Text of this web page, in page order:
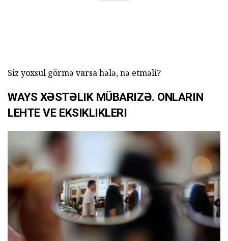
Siz yoxsul görmə varsa hələ, nə etməli?
WAYS XƏSTƏLIK MÜBARIZƏ. ONLARIN
LEHTE VE EKSIKLIKLERI